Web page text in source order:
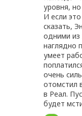
уровня,
И если
сказать,
одними из
наглядно
умеет
очень
отомстил
в Реал.
будет